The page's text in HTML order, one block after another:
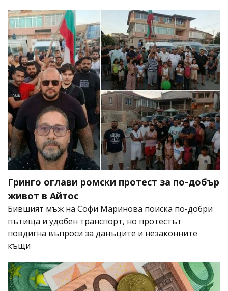
Гринго оглави ромски протест за по-добър
живот в Айтос
Бившият мъж на Софи Маринова поиска по-добри
пътища и удобен транспорт, но протестът
повдигна въпроси за данъците и незаконните
къщи